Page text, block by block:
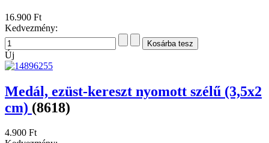
16.900 Ft
Kedvezmény:
Új
Medál, ezüst-kereszt nyomott szélű (3,5x2
cm) (8618)
4.900 Ft